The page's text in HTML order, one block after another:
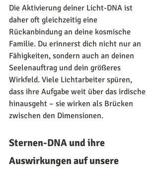
Die Aktivierung deiner Licht-DNA ist
daher oft gleichzeitig eine
Rückanbindung an deine kosmische
Familie. Du erinnerst dich nicht nur an
Fähigkeiten, sondern auch an deinen
Seelenauftrag und dein größeres
Wirkfeld. Viele Lichtarbeiter spüren,
dass ihre Aufgabe weit über das irdische
hinausgeht – sie wirken als Brücken
zwischen den Dimensionen.
Sternen-DNA und ihre
Auswirkungen auf unsere